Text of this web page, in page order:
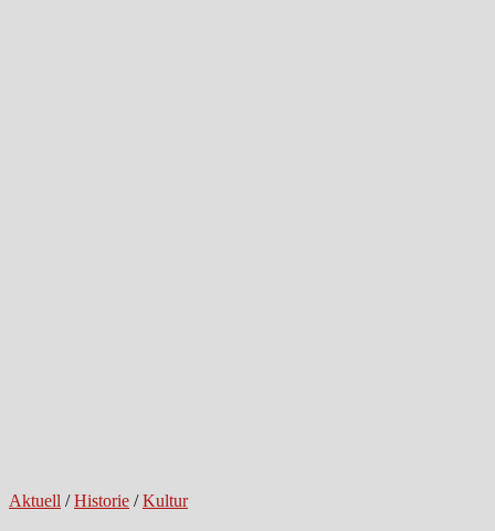
Aktuell /Historie /Kultur